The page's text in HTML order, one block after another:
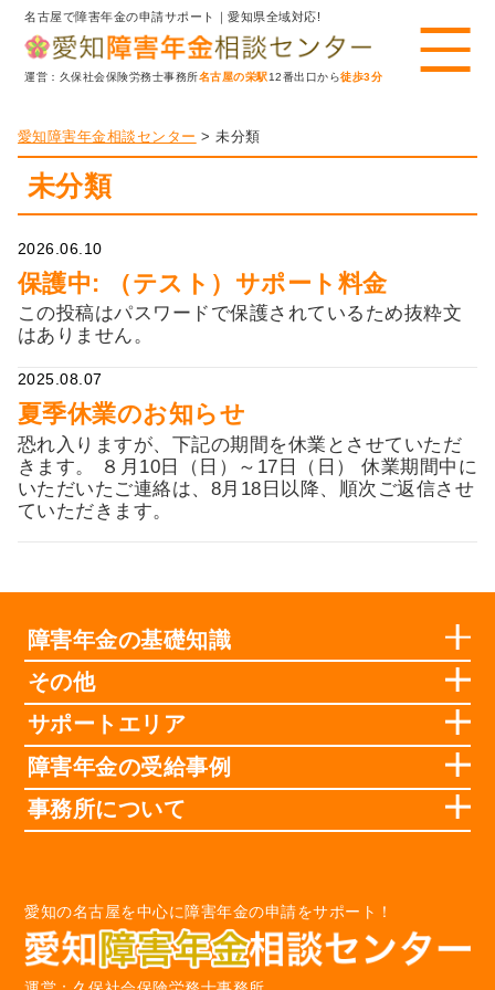
名古屋で障害年金の申請サポート｜愛知県全域対応!
運営：久保社会保険労務士事務所名古屋の栄駅12番出口から徒歩3分
愛知障害年金相談センター >未分類
未分類
2026.06.10
保護中: （テスト）サポート料金
この投稿はパスワードで保護されているため抜粋文
はありません。
2025.08.07
夏季休業のお知らせ
恐れ入りますが、下記の期間を休業とさせていただ
きます。 ８月10日（日）～17日（日） 休業期間中に
いただいたご連絡は、8月18日以降、順次ご返信させ
ていただきます。
障害年金の基礎知識
その他
サポートエリア
障害年金の受給事例
事務所について
愛知の名古屋を中心に障害年金の申請をサポート！